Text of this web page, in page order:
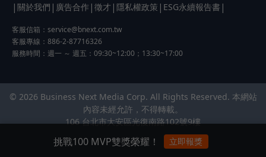
| 關於我們 | 廣告合作 | 徵才 | 隱私權政策 | ESG永續報告書 |
客服信箱： service@bnext.com.tw
客服專線：886-2-87716326
服務時間：週一 ～ 週五：09:30~12:00；13:30~17:00
© 2026 Business Next Media Corp. All Rights Reserved. 本網站
內容未經允許，不得轉載。
106 台北市大安區光復南路102號9樓
挑戰100 MVP雙獎榮耀！ 立即報獎